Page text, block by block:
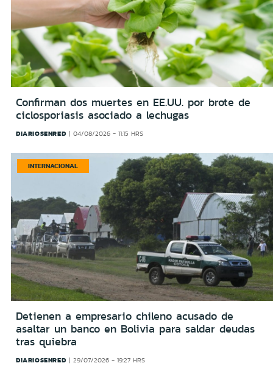
Confirman dos muertes en EE.UU. por brote de
ciclosporiasis asociado a lechugas
DIARIOSENRED 04/08/2026 - 11:15 HRS
INTERNACIONAL
Detienen a empresario chileno acusado de
asaltar un banco en Bolivia para saldar deudas
tras quiebra
DIARIOSENRED 29/07/2026 - 19:27 HRS